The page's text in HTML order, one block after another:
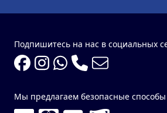
Подпишитесь на нас в социальных
Мы предлагаем безопасные